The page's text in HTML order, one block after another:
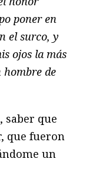
poner en
el surco, y
ojos la más
hombre de
saber que
que fueron
un